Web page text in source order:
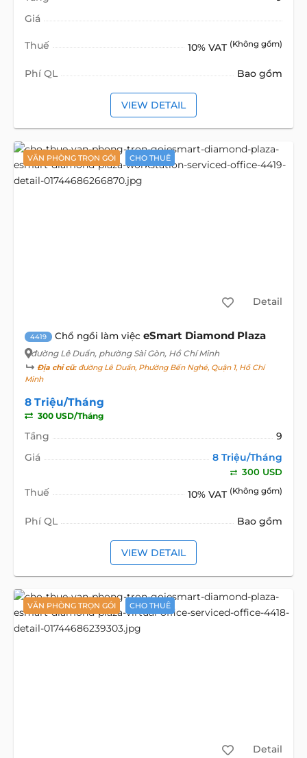
Giá
Thuế 10% VAT (Không gồm)
Phí QL Bao gồm
VIEW DETAIL
VĂN PHÒNG TRỌN GÓI CHO THUÊ
Detail
4419 Chổ ngồi làm việc eSmart Diamond Plaza
đường Lê Duẩn, phường Sài Gòn, Hồ Chí Minh
Địa chỉ cũ:đường Lê Duẩn, Phường Bến Nghé, Quận 1, Hồ Chí
Minh
8 Triệu/Tháng
300 USD/Tháng
Tầng
9
Giá
8 Triệu/Tháng
300 USD
Thuế 10% VAT (Không gồm)
Phí QL Bao gồm
VIEW DETAIL
VĂN PHÒNG TRỌN GÓI CHO THUÊ
Detail